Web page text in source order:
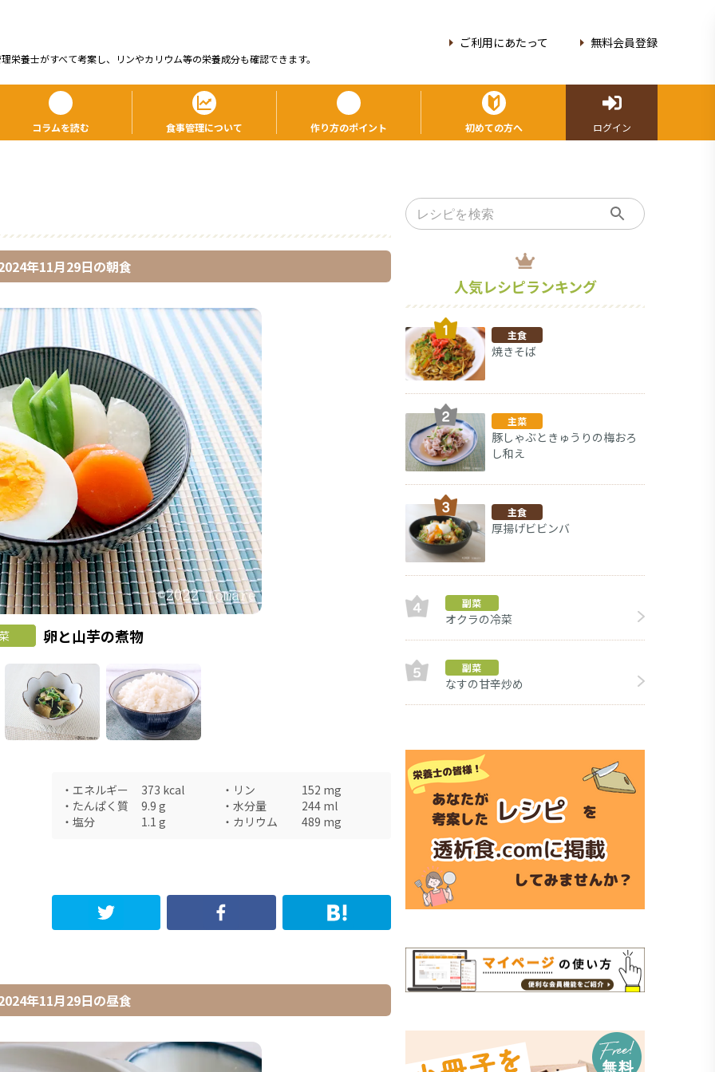
栄養⼠がすべて考案し、リンやカリウム等の栄養成分も確認できます。
ご利用にあたって 無料会員登録
コラムを読む 食事管理について 作り方のポイント 初めての方へ ログイン
年11月29日の朝食
卵と山芋の煮物
・ エネルギー 373 kcal ・ リン 152 mg
・ たんぱく質 9.9 g ・ 水分量 244 ml
・ 塩分 1.1 g ・ カリウム 489 mg
年11月29日の昼食
人気レシピランキング
主食
焼きそば
主菜
豚しゃぶときゅうりの梅おろ
し和え
主食
厚揚げビビンバ
副菜
オクラの冷菜
副菜
なすの甘辛炒め